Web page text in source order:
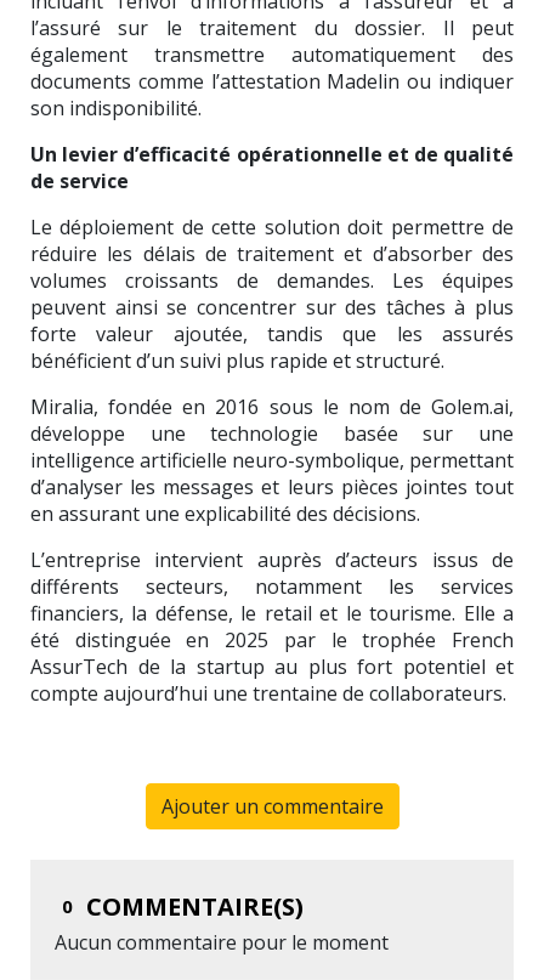
l’assuré sur le traitement du dossier. Il peut
également transmettre automatiquement des
documents comme l’attestation Madelin ou indiquer
son indisponibilité.
Un levier d’efficacité opérationnelle et de qualité
de service
Le déploiement de cette solution doit permettre de
réduire les délais de traitement et d’absorber des
volumes croissants de demandes. Les équipes
peuvent ainsi se concentrer sur des tâches à plus
forte valeur ajoutée, tandis que les assurés
bénéficient d’un suivi plus rapide et structuré.
Miralia, fondée en 2016 sous le nom de Golem.ai,
développe une technologie basée sur une
intelligence artificielle neuro-symbolique, permettant
d’analyser les messages et leurs pièces jointes tout
en assurant une explicabilité des décisions.
L’entreprise intervient auprès d’acteurs issus de
différents secteurs, notamment les services
financiers, la défense, le retail et le tourisme. Elle a
été distinguée en 2025 par le trophée French
AssurTech de la startup au plus fort potentiel et
compte aujourd’hui une trentaine de collaborateurs.
Ajouter un commentaire
0 COMMENTAIRE(S)
Aucun commentaire pour le moment